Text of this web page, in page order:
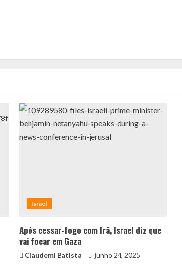
Israel
Após cessar-fogo com Irã, Israel diz que
vai focar em Gaza
Claudemi Batista junho 24, 2025